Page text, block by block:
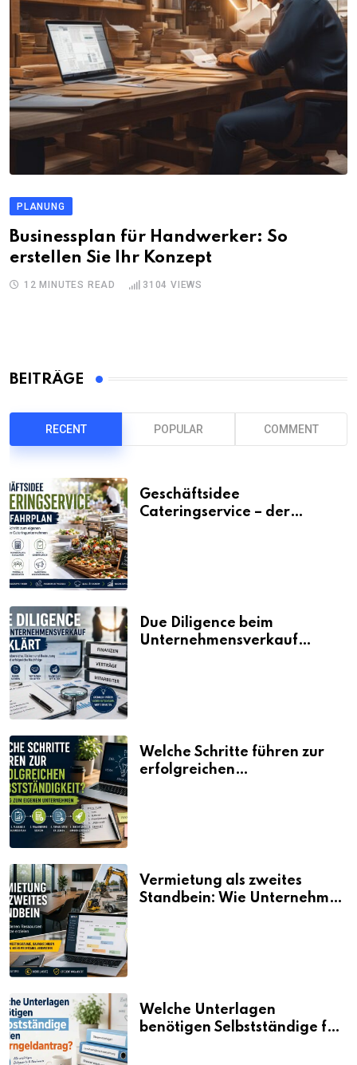
PLANUNG
Businessplan für Handwerker: So
erstellen Sie Ihr Konzept
12 MINUTES READ 3104 VIEWS
BEITRÄGE
RECENT POPULAR COMMENT
Geschäftsidee
Cateringservice – der
Due Diligence beim
Unternehmensverkauf
Welche Schritte führen zur
erfolgreichen
Vermietung als zweites
Standbein: Wie Unternehmen
Welche Unterlagen
benötigen Selbstständige für